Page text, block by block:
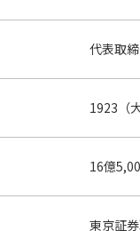
代表取
1923（
16億
東京証